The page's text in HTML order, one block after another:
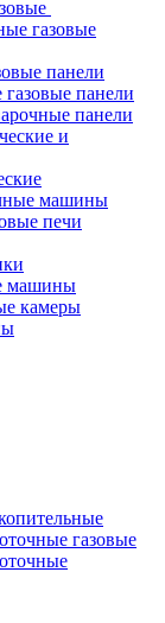
газовые
панели
панели
панели
и
машины
печи
машины
камеры
газовые